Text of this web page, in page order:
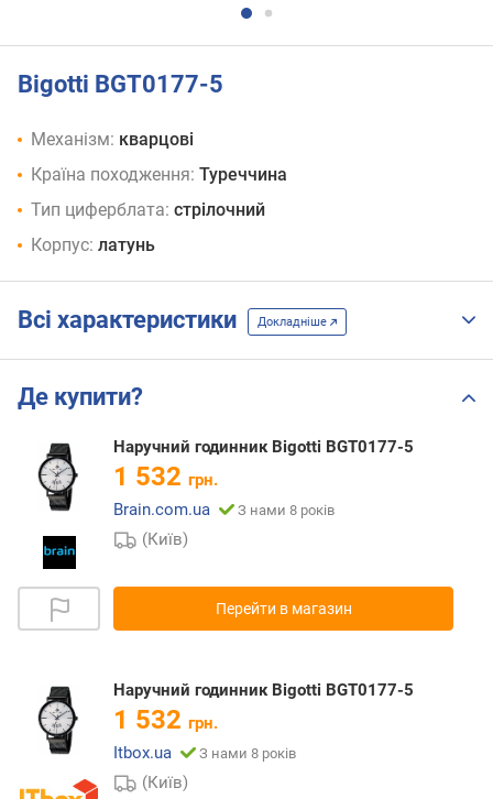
Bigotti BGT0177-5
Механізм: кварцові
Країна походження: Туреччина
Тип циферблата: стрілочний
Корпус: латунь
Всі характеристики Докладніше
Де купити?
Наручний годинник Bigotti BGT0177-5
1 532 грн.
Brain.com.ua
З нами 8 років
(Київ)
Перейти в магазин
Наручний годинник Bigotti BGT0177-5
1 532 грн.
Itbox.ua
З нами 8 років
(Київ)